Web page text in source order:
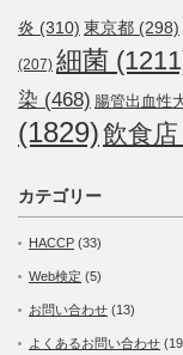
炎 (310) 東京都 (298)
(207) 細菌
染 (468) 腸管出血性
(1829)飲食店
カテゴリー
HACCP (33)
Web検定 (5)
お問い合わせ (13)
よくあるお問い合わせ